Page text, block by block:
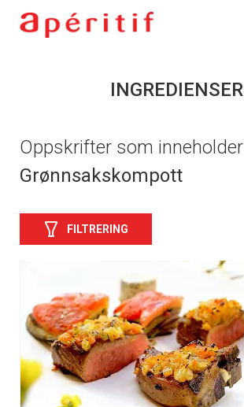
INGREDIENSER
Oppskrifter som inneholder
Grønnsakskompott
FILTRERING